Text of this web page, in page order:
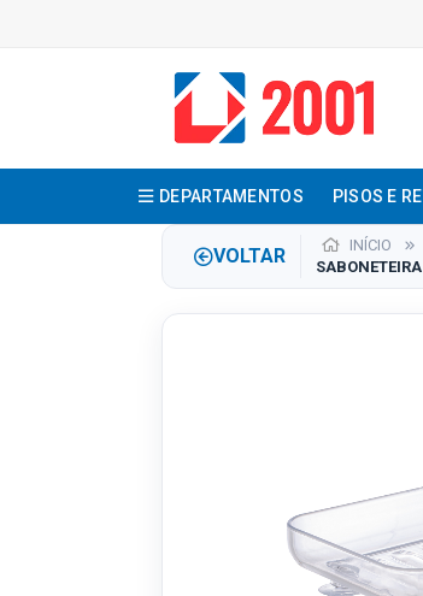
DEPARTAMENTOS PISOS E
VOLTAR INÍCIO